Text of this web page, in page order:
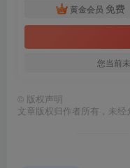
黄金会员 免费
您当前
© 版权声明
文章版权归作者所有，未经